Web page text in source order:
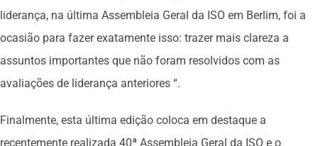
liderança, na última Assembleia Geral da ISO em Berlim, foi a
ocasião para fazer exatamente isso: trazer mais clareza a
assuntos importantes que não foram resolvidos com as
avaliações de liderança anteriores “.
Finalmente, esta última edição coloca em destaque a
recentemente realizada 40ª Assembleia Geral da ISO e o